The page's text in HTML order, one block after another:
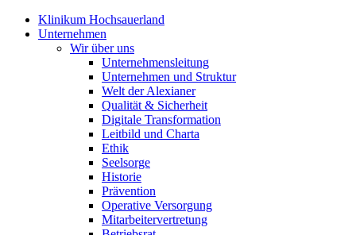
Klinikum Hochsauerland
Unternehmen
Wir über uns
Unternehmensleitung
Unternehmen und Struktur
Welt der Alexianer
Qualität & Sicherheit
Digitale Transformation
Leitbild und Charta
Ethik
Seelsorge
Historie
Prävention
Operative Versorgung
Mitarbeitervertretung